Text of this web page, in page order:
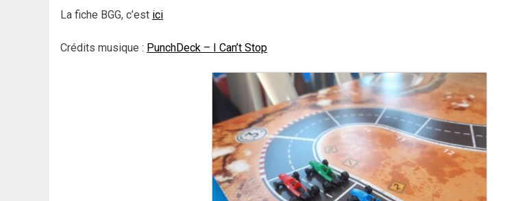
La fiche BGG, c’est ici
Crédits musique : PunchDeck – I Can’t Stop